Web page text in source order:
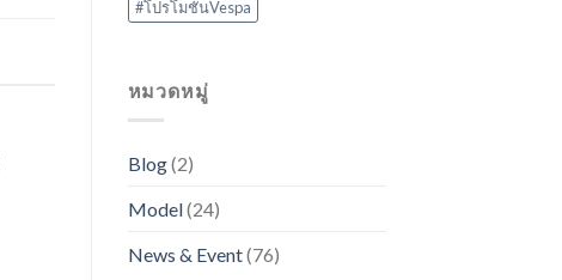
#โปรโมชั่นVespa
หมวดหมู่
Blog(2)
Model(24)
News & Event(76)